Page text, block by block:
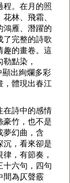
。在月的照
林、飛霜、
鴻雁、潛躍的
了完整的詩歌
趣的畫卷。這
點染，
顯出絢爛多彩
，體現出春江
詩中的感情
豪竹，也不是
夢幻曲，含
沉，看來卻是
，有節奏，
十六句，四句
間為仄聲霰